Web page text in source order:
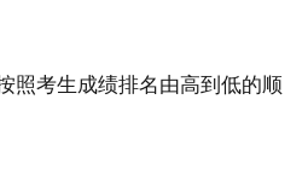
考生成绩排名由高到低的顺